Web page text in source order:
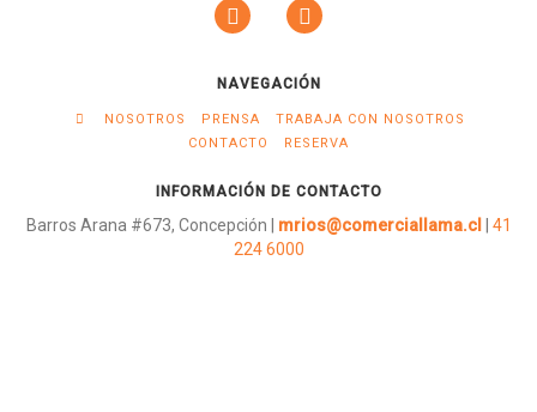
NAVEGACIÓN
NOSOTROS PRENSA
TRABAJA CON NOSOTROS
CONTACTO
RESERVA
INFORMACIÓN DE CONTACTO
Barros Arana #673, Concepción | mrios@comerciallama.cl
41
224 6000